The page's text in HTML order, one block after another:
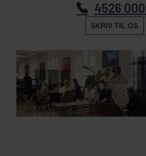
4526
SKRIV TIL OS